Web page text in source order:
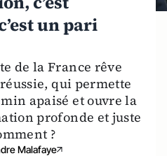
un pari
de la France rêve
qui permette
apaisé et ouvre la
profonde et juste
?
Malafaye